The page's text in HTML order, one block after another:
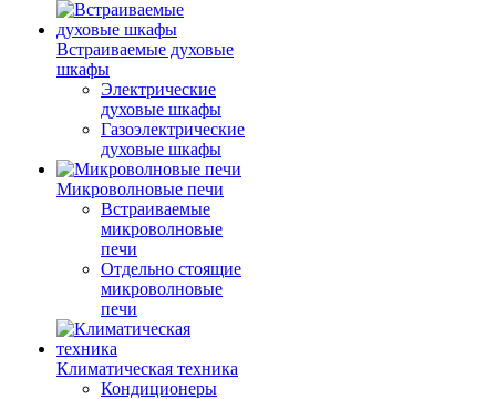
Встраиваемые духовые
шкафы
Электрические
духовые шкафы
Газоэлектрические
духовые шкафы
Микроволновые печи
Встраиваемые
микроволновые
печи
Отдельно стоящие
микроволновые
печи
Климатическая техника
Кондиционеры